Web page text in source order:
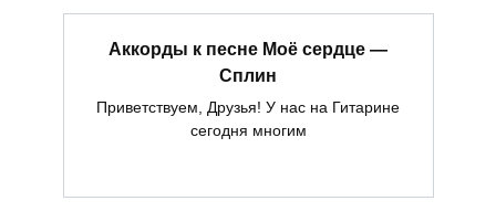
Аккорды к песне Моё сердце —
Сплин
Приветствуем, Друзья! У нас на Гитарине
сегодня многим